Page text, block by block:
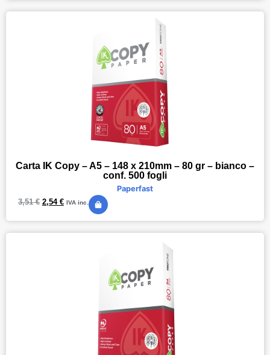
Carta IK Copy – A5 – 148 x 210mm – 80 gr – bianco –
conf. 500 fogli
Paperfast
3,51€ 2,54 € IVA inc.